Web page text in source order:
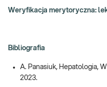
Weryfikacja merytoryczna:
Bibliografia
A. Panasiuk, Hepatologia,
2023.